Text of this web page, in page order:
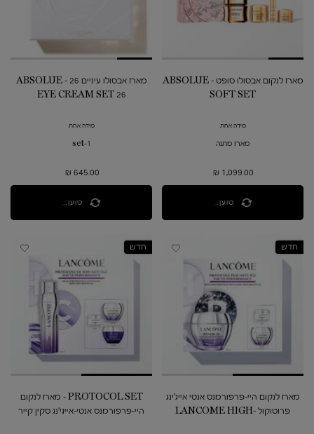
מארז לנקום אבסולו סופט - ABSOLUE
SOFT SET
מידה אחת
מארז מתנה
1,099.00 ₪
טוען...
מארז אבסולו עיניים 26 - ABSOLUE
EYE CREAM SET 26
מידה אחת
1-set
645.00 ₪
טוען...
חדש
מארז לנקום היי-פרפורמנס אנטי אייג'ינג
פרוטוקול ​LANCOME HIGH-
חדש
PROTOCOL SET - מארז לנקום
היי-פרפורמנס אנטי-אייגי'נג סקין קייר